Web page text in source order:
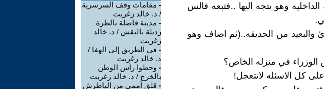
وهو يتجه اليها ..فتبعه فالس
من الحديقه..(ثم اضاف وهو
في منزله الخاص؟
كل الاسئله لاتتعجل!
- مقامات وقف السرسرية
/ د. خالد زغريت
- مدينة فاضلة بالطرة
رذيلة بالنقش / د. خالد
زغريت
- في الطريق إلى الهفا /
د. خالد زغريت
- وحطوا رأس الوطن
بالخرج / د. خالد زغريت
- قلق أممي من الباطرش